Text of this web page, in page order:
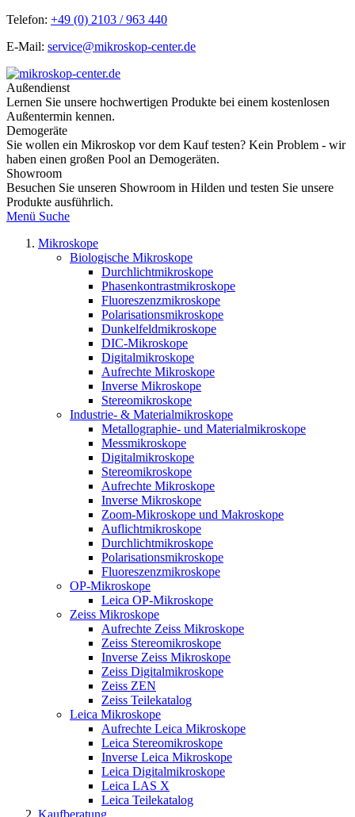
Telefon: +49 (0) 2103 / 963 440
E-Mail: service@mikroskop-center.de
Außendienst
Lernen Sie unsere hochwertigen Produkte bei einem kostenlosen
Außentermin kennen.
Demogeräte
Sie wollen ein Mikroskop vor dem Kauf testen? Kein Problem - wir
haben einen großen Pool an Demogeräten.
Showroom
Besuchen Sie unseren Showroom in Hilden und testen Sie unsere
Produkte ausführlich.
Menü Suche
Mikroskope
Biologische Mikroskope
Durchlichtmikroskope
Phasenkontrastmikroskope
Fluoreszenzmikroskope
Polarisationsmikroskope
Dunkelfeldmikroskope
DIC-Mikroskope
Digitalmikroskope
Aufrechte Mikroskope
Inverse Mikroskope
Stereomikroskope
Industrie- & Materialmikroskope
Metallographie- und Materialmikroskope
Messmikroskope
Digitalmikroskope
Stereomikroskope
Aufrechte Mikroskope
Inverse Mikroskope
Zoom-Mikroskope und Makroskope
Auflichtmikroskope
Durchlichtmikroskope
Polarisationsmikroskope
Fluoreszenzmikroskope
OP-Mikroskope
Leica OP-Mikroskope
Zeiss Mikroskope
Aufrechte Zeiss Mikroskope
Zeiss Stereomikroskope
Inverse Zeiss Mikroskope
Zeiss Digitalmikroskope
Zeiss ZEN
Zeiss Teilekatalog
Leica Mikroskope
Aufrechte Leica Mikroskope
Leica Stereomikroskope
Inverse Leica Mikroskope
Leica Digitalmikroskope
Leica LAS X
Leica Teilekatalog
Kaufberatung